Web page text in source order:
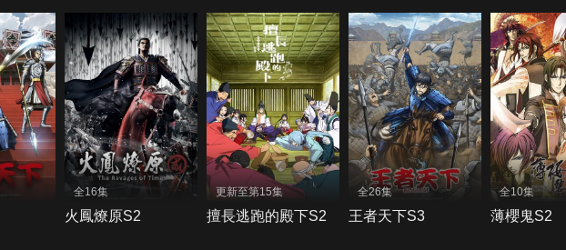
全16集
火鳳燎原S2
更新至第15集
擅長逃跑的殿下S2
全26集
王者天下S3
全10集
薄櫻鬼S2